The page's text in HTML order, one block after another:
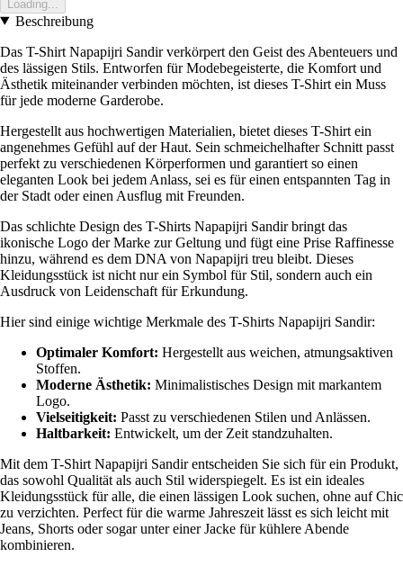
Loading...
Beschreibung
Das T-Shirt Napapijri Sandir verkörpert den Geist des Abenteuers und
des lässigen Stils. Entworfen für Modebegeisterte, die Komfort und
Ästhetik miteinander verbinden möchten, ist dieses T-Shirt ein Muss
für jede moderne Garderobe.
Hergestellt aus hochwertigen Materialien, bietet dieses T-Shirt ein
angenehmes Gefühl auf der Haut. Sein schmeichelhafter Schnitt passt
perfekt zu verschiedenen Körperformen und garantiert so einen
eleganten Look bei jedem Anlass, sei es für einen entspannten Tag in
der Stadt oder einen Ausflug mit Freunden.
Das schlichte Design des T-Shirts Napapijri Sandir bringt das
ikonische Logo der Marke zur Geltung und fügt eine Prise Raffinesse
hinzu, während es dem DNA von Napapijri treu bleibt. Dieses
Kleidungsstück ist nicht nur ein Symbol für Stil, sondern auch ein
Ausdruck von Leidenschaft für Erkundung.
Hier sind einige wichtige Merkmale des T-Shirts Napapijri Sandir:
Optimaler Komfort: Hergestellt aus weichen, atmungsaktiven
Stoffen.
Moderne Ästhetik: Minimalistisches Design mit markantem
Logo.
Vielseitigkeit: Passt zu verschiedenen Stilen und Anlässen.
Haltbarkeit: Entwickelt, um der Zeit standzuhalten.
Mit dem T-Shirt Napapijri Sandir entscheiden Sie sich für ein Produkt,
das sowohl Qualität als auch Stil widerspiegelt. Es ist ein ideales
Kleidungsstück für alle, die einen lässigen Look suchen, ohne auf Chic
zu verzichten. Perfect für die warme Jahreszeit lässt es sich leicht mit
Jeans, Shorts oder sogar unter einer Jacke für kühlere Abende
kombinieren.